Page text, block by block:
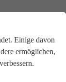
Einige davon
ermöglichen,